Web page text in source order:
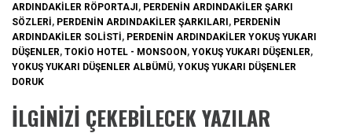
ARDINDAKILER RÖPORTAJI , PERDENIN ARDINDAKILER ŞARKI
SÖZLERI, PERDENIN ARDINDAKILER ŞARKILARI , PERDENIN
ARDINDAKILER SOLISTI, PERDENIN ARDINDAKILER YOKUŞ YUKARI
DÜŞENLER, TOKIO HOTEL - MONSOON , YOKUŞ YUKARI DÜŞENLER,
YOKUŞ YUKARI DÜŞENLER ALBÜMÜ, YOKUŞ YUKARI DÜŞENLER
DORUK
İLGINIZI ÇEKEBILECEK YAZILAR